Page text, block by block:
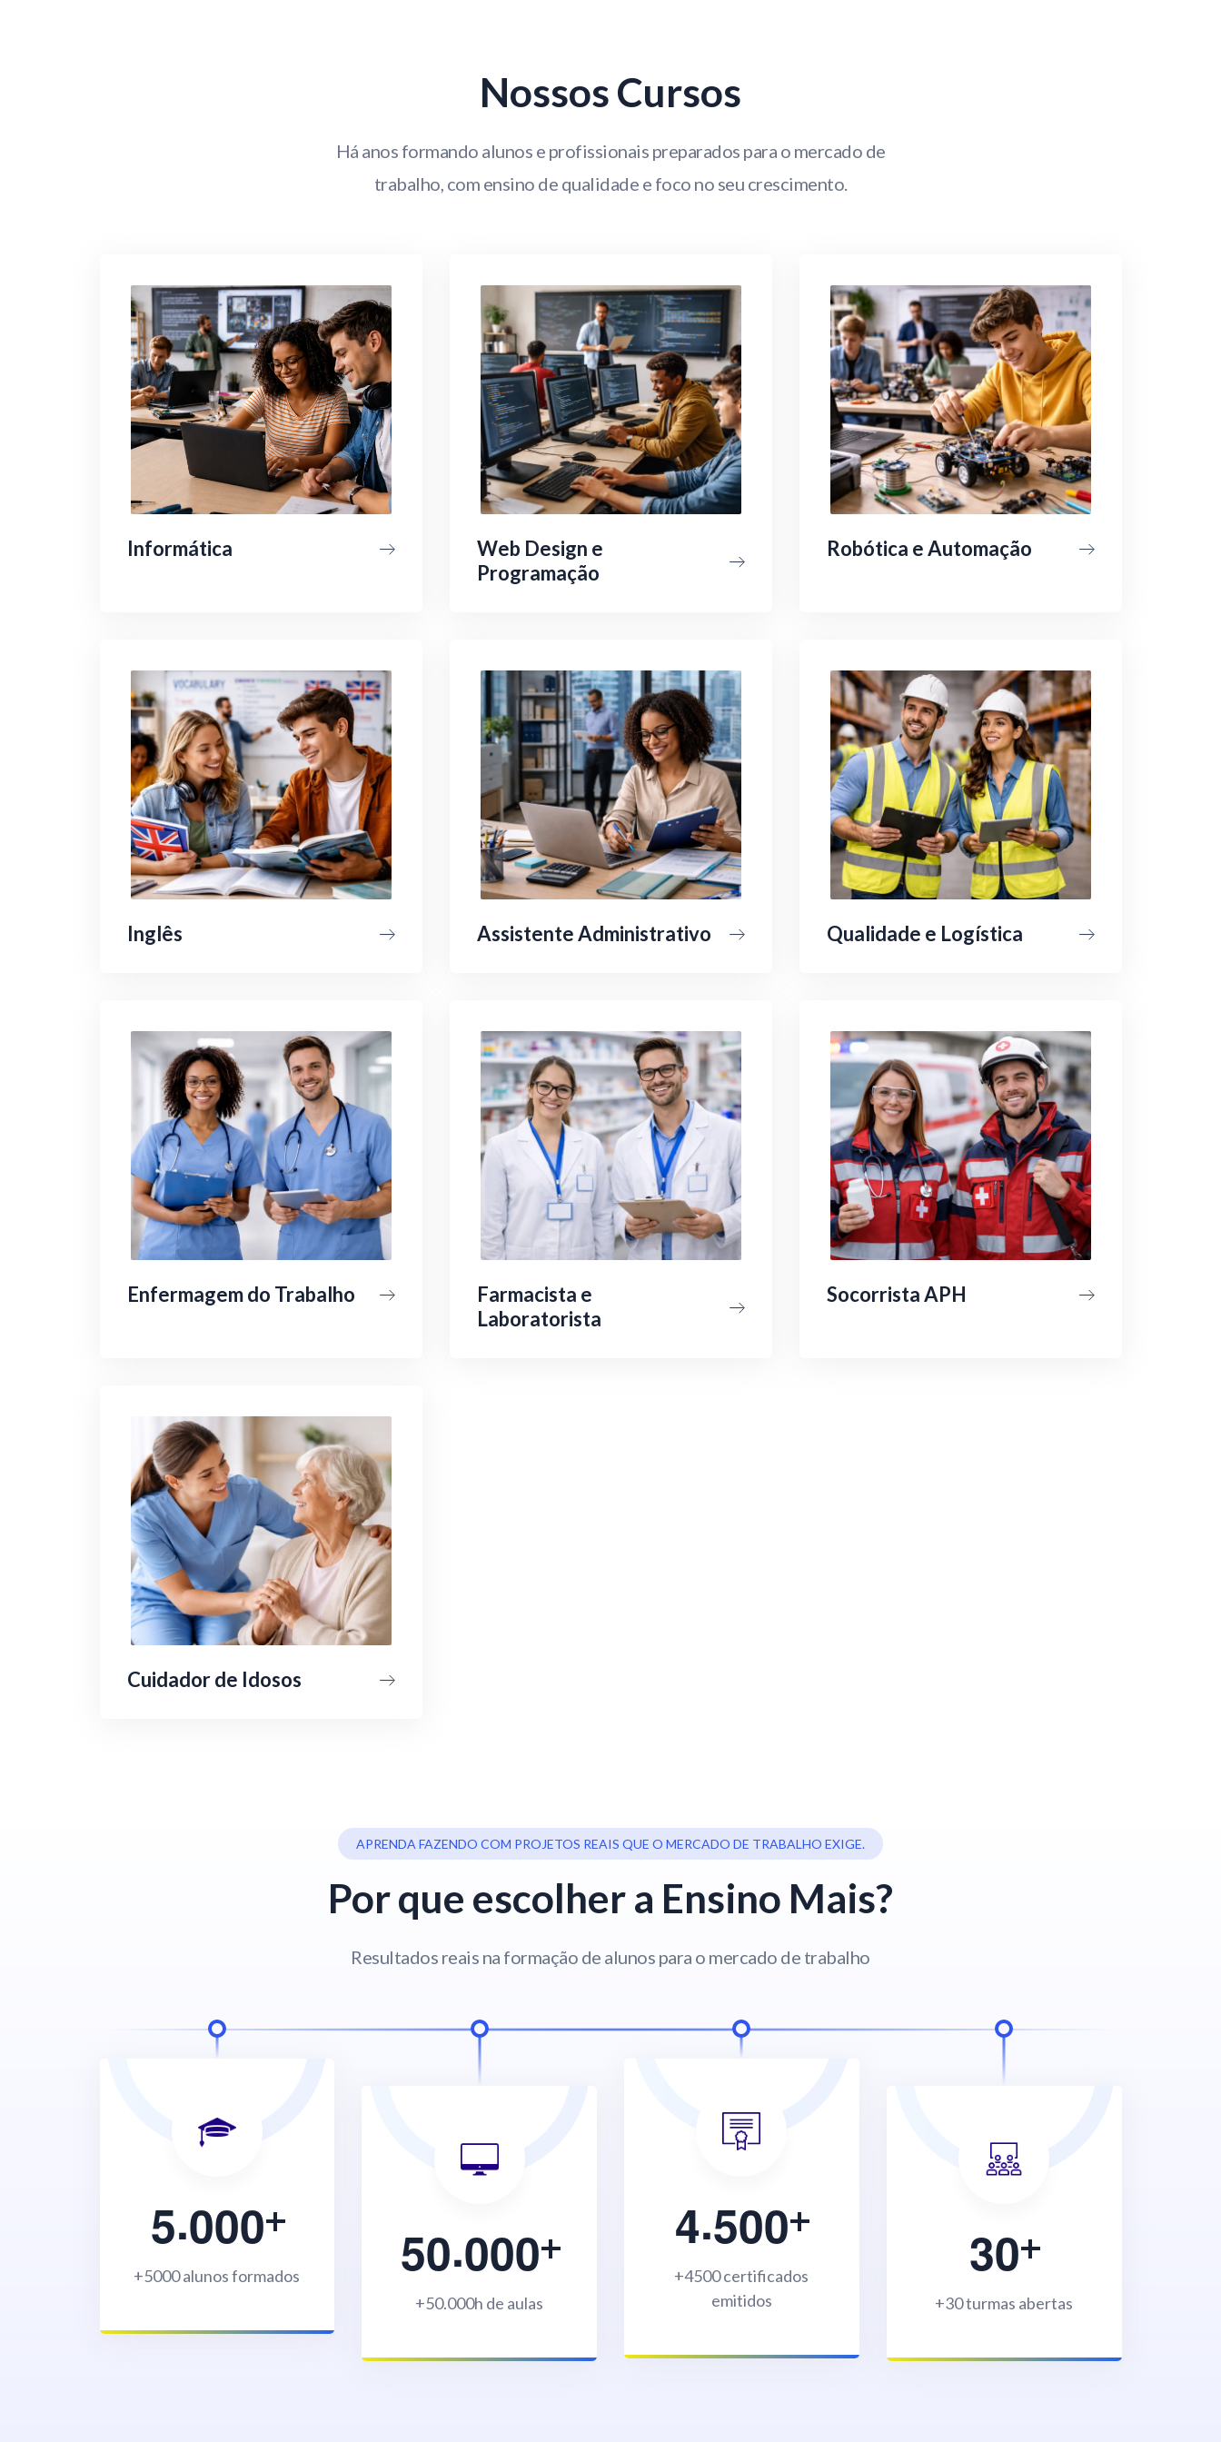
Nossos Cursos
Há anos formando alunos e profissionais preparados para o mercado de
trabalho, com ensino de qualidade e foco no seu crescimento.
Informática
Web Design e
Programação
Robótica e Automação
Inglês Assistente Administrativo Qualidade e Logística
Enfermagem do Trabalho
Farmacista e
Laboratorista
Socorrista APH
Cuidador de Idosos
APRENDA FAZENDO COM PROJETOS REAIS QUE O MERCADO DE TRABALHO EXIGE.
Por que escolher a Ensino Mais?
Resultados reais na formação de alunos para o mercado de trabalho
5.000
+5000 alunos formados 50.000
+50.000h de aulas
4.500
+4500 certificados
emitidos
30
+30 turmas abertas